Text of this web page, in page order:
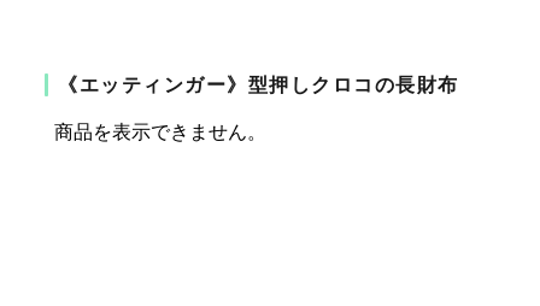
《エッティンガー》型押しクロコの長財布